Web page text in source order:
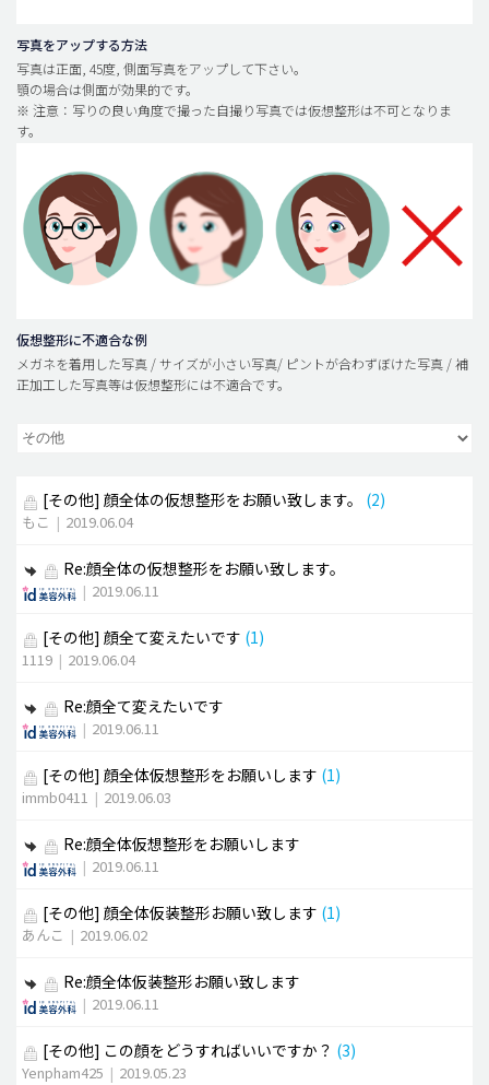
安全整形
料金一覧
ご相談のお問い合わせ
写真をアップする方法
写真は正面, 45度, 側面写真をアップして下さい。
顎の場合は側面が効果的です。
※ 注意：写りの良い角度で撮った自撮り写真では仮想整形は不可となりま
す。
仮想整形に不適合な例
メガネを着用した写真 / サイズが小さい写真/ ピントが合わずぼけた写真 / 補
正加工した写真等は仮想整形には不適合です。
[その他] 顔全体の仮想整形をお願い致します。 (2)
もこ | 2019.06.04
Re:顔全体の仮想整形をお願い致します。
| 2019.06.11
[その他] 顔全て変えたいです (1)
1119 | 2019.06.04
Re:顔全て変えたいです
| 2019.06.11
[その他] 顔全体仮想整形をお願いします (1)
immb0411 | 2019.06.03
Re:顔全体仮想整形をお願いします
| 2019.06.11
[その他] 顔全体仮装整形お願い致します (1)
あんこ | 2019.06.02
Re:顔全体仮装整形お願い致します
| 2019.06.11
[その他] この顔をどうすればいいですか？ (3)
Yenpham425 | 2019.05.23